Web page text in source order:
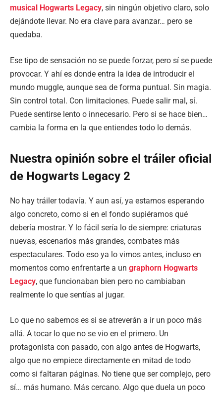
musical Hogwarts Legacy, sin ningún objetivo claro, solo
dejándote llevar. No era clave para avanzar… pero se
quedaba.
Ese tipo de sensación no se puede forzar, pero sí se puede
provocar. Y ahí es donde entra la idea de introducir el
mundo muggle, aunque sea de forma puntual. Sin magia.
Sin control total. Con limitaciones. Puede salir mal, sí.
Puede sentirse lento o innecesario. Pero si se hace bien…
cambia la forma en la que entiendes todo lo demás.
Nuestra opinión sobre el tráiler oficial
de Hogwarts Legacy 2
No hay tráiler todavía. Y aun así, ya estamos esperando
algo concreto, como si en el fondo supiéramos qué
debería mostrar. Y lo fácil sería lo de siempre: criaturas
nuevas, escenarios más grandes, combates más
espectaculares. Todo eso ya lo vimos antes, incluso en
momentos como enfrentarte a un graphorn Hogwarts
Legacy, que funcionaban bien pero no cambiaban
realmente lo que sentías al jugar.
Lo que no sabemos es si se atreverán a ir un poco más
allá. A tocar lo que no se vio en el primero. Un
protagonista con pasado, con algo antes de Hogwarts,
algo que no empiece directamente en mitad de todo
como si faltaran páginas. No tiene que ser complejo, pero
sí… más humano. Más cercano. Algo que duela un poco